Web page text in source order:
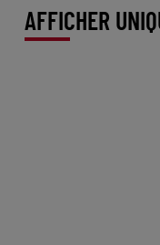
AFFICHER